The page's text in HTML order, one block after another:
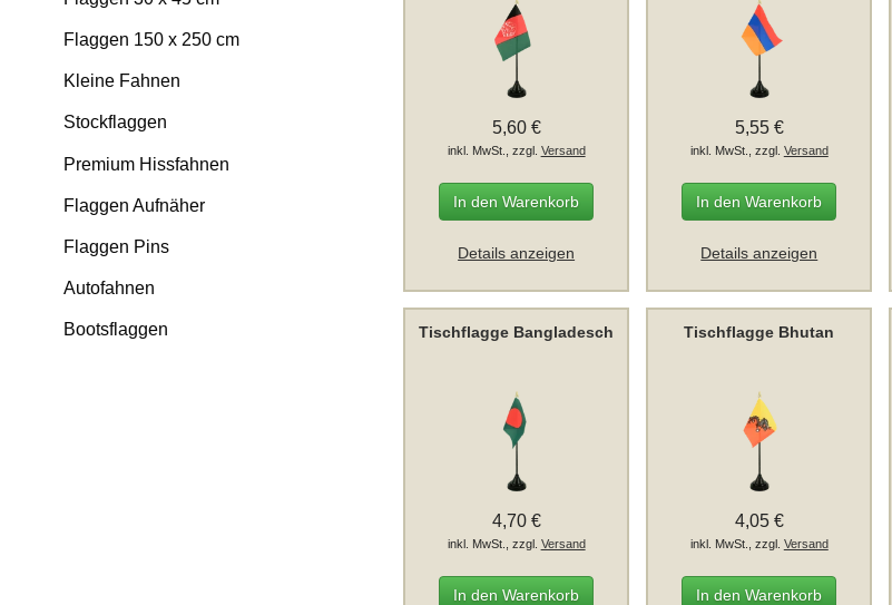
Flaggen 150 x 250 cm
Kleine Fahnen
Stockflaggen
Premium Hissfahnen
Flaggen Aufnäher
Flaggen Pins
Autofahnen
Bootsflaggen
5,60 €
inkl. MwSt., zzgl. Versand
In den Warenkorb
Details anzeigen
5,55 €
inkl. MwSt., zzgl. Versand
In den Warenkorb
Details anzeigen
Tischflagge Bangladesch
4,70 €
inkl. MwSt., zzgl. Versand
In den Warenkorb
Tischflagge Bhutan
4,05 €
inkl. MwSt., zzgl. Versand
In den Warenkorb